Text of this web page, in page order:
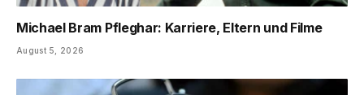
Michael Bram Pfleghar: Karriere, Eltern und Filme
August 5, 2026